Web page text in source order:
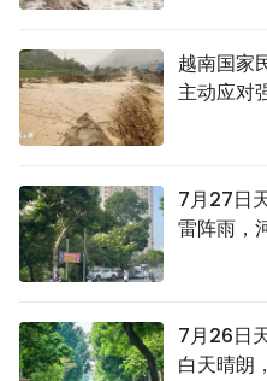
越南国家
主动应对
7月27日
雷阵雨，
7月26日
白天晴朗